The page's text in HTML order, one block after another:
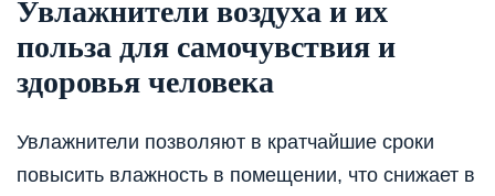
Увлажнители воздуха и их
польза для самочувствия и
здоровья человека
Увлажнители позволяют в кратчайшие сроки
повысить влажность в помещении, что снижает в